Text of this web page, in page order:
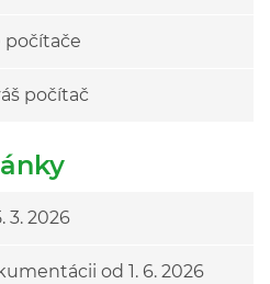
počítače
počítač
3. 2026
od 1. 6. 2026